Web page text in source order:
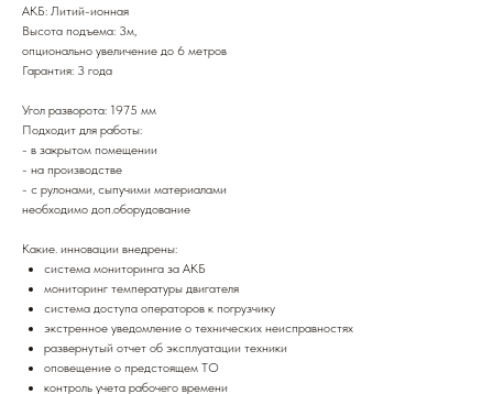
АКБ: Литий-ионная
Высота подъема: 3м,
опционально увеличение до 6 метров
Гарантия: 3 года
Угол разворота: 1975 мм
Подходит для работы:
- в закрытом помещении
- на производстве
- с рулонами, сыпучими материалами
необходимо доп.оборудование
Какие. инновации внедрены:
система мониторинга за АКБ
мониторинг температуры двигателя
система доступа операторов к погрузчику
экстренное уведомление о технических неисправностях
развернутый отчет об эксплуатации техники
оповещение о предстоящем ТО
контроль учета рабочего времени